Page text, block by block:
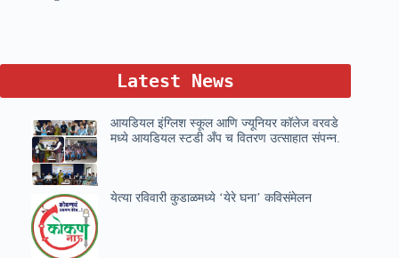
Latest News
आयडियल इंग्लिश स्कूल आणि ज्यूनियर कॉलेज वरवडे
मध्ये आयडियल स्टडी अँप च वितरण उत्साहात संपन्न.
येत्या रविवारी कुडाळमध्ये ‘येरे घना’ कविसंमेलन